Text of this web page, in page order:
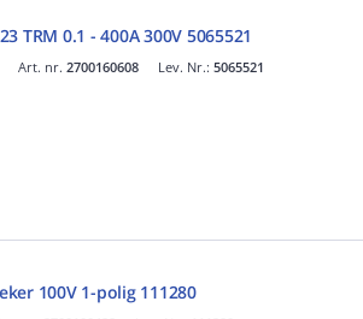
TRM 0.1 - 400A 300V 5065521
Art. nr. 2700160608 Lev. Nr.: 5065521
100V 1-polig 111280